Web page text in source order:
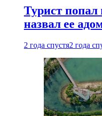
Турист
назвал ее
2 года спустя2 года